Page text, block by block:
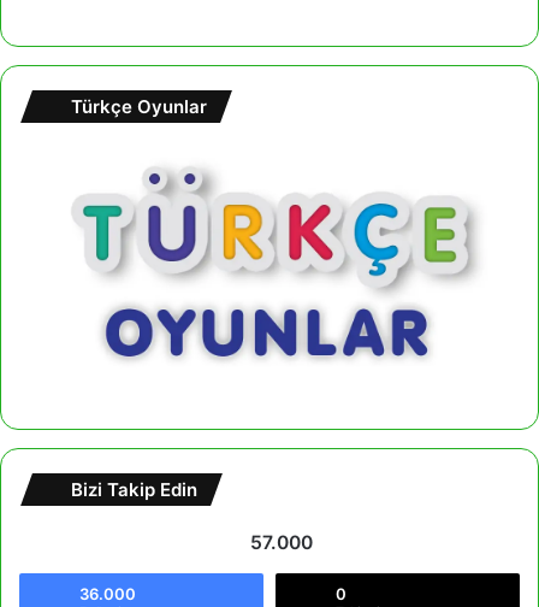
Türkçe Oyunlar
Bizi Takip Edin
57.000
36.000 0